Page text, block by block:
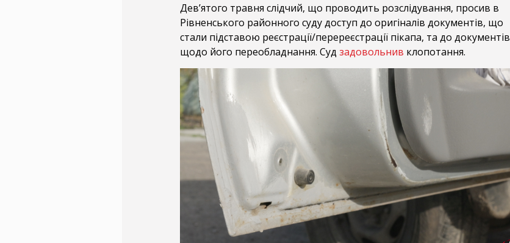
Дев’ятого травня слідчий, що проводить розслідування, просив в
Рівненського районного суду доступ до оригіналів документів, що
стали підставою реєстрації/перереєстрації пікапа, та до документів
щодо його переобладнання. Суд задовольнив клопотання.